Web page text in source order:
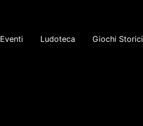
Eventi Ludoteca Giochi Storici